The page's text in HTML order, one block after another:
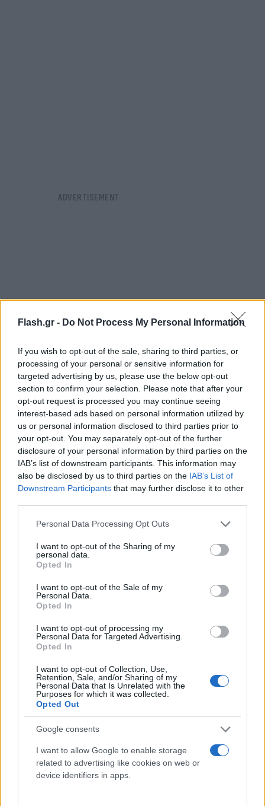
Flash.gr - Do Not Process My Personal Information
If you wish to opt-out of the sale, sharing to third parties, or
processing of your personal or sensitive information for
targeted advertising by us, please use the below opt-out
section to confirm your selection. Please note that after your
opt-out request is processed you may continue seeing
interest-based ads based on personal information utilized by
us or personal information disclosed to third parties prior to
your opt-out. You may separately opt-out of the further
disclosure of your personal information by third parties on the
IAB’s list of downstream participants. This information may
also be disclosed by us to third parties on the IAB’s List of
Downstream Participants that may further disclose it to other
Please note that this website/app uses one or more Google
not limited to your visit or usage behaviour. You may click to
grant or deny consent to Google and its third-party tags to
use your data for below specified purposes in below Google
consent section.
Personal Data Processing Opt Outs
I want to opt-out of the Sharing of my
personal data.
Opted In
I want to opt-out of the Sale of my
Personal Data.
Opted In
I want to opt-out of processing my
Personal Data for Targeted Advertising.
Opted In
I want to opt-out of Collection, Use,
Retention, Sale, and/or Sharing of my
Personal Data that Is Unrelated with the
Purposes for which it was collected.
Opted Out
Google consents
I want to allow Google to enable storage
related to advertising like cookies on web or
device identifiers in apps.
Συγκεκριμένα, ισχύουν τα εξής για τις αλυσίδες:
Σκλαβενίτης: Κλειστά
Μασούτης: Κλειστά
ΑΒ Βασιλόπουλος:Δείτε στις επίσημες
ανακοινώσεις
ανακοινώσεις
Γαλαξίας:Δείτε στις επίσημες ανακοινώσεις
LIDL:Δείτε στις επίσημες ανακοινώσεις
Κρητικός:Δείτε στις επίσημες ανακοινώσεις
Λειτουργούν κανονικά οι τράπεζες
Καθώς η 2α Ιανουαρίου δεν είναι αργία, οι τράπεζες
θα λειτουργήσουν κανονικά, εξυπηρετώντας το
κοινό χωρίς αλλαγές στο ωράριο.
Όσον αφορά τους Δήμους, η εξυπηρέτηση του
κοινού εξαρτάται από την απόφαση της εκάστοτε
δημοτικής αρχής, με ορισμένους να λειτουργούν
κανονικά και άλλους με περιορισμένες υπηρεσίες.